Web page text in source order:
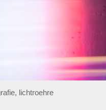
lichtroehre